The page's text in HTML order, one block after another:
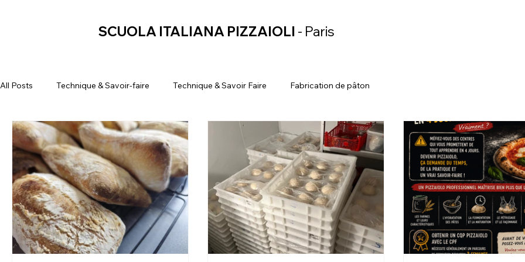
SCUOLA ITALIANA PIZZAIOLI - Paris
All Posts Technique & Savoir-faire Technique & Savoir Faire Fabrication de pâton